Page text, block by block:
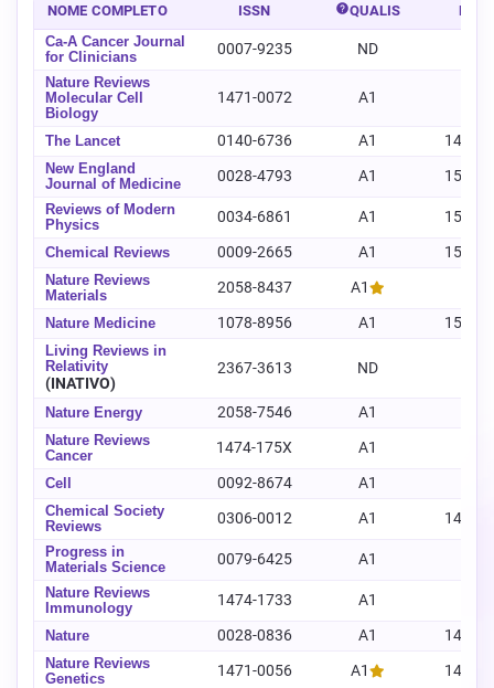
NOME COMPLETO ISSN QUALIS
E-
Ca-A Cancer Journal
for Clinicians
0007-9235 ND
Nature Reviews
Molecular Cell
Biology
1471-0072 A1
The Lancet 0140-6736 A1 1474-
New England
Journal of Medicine
0028-4793 A1 1533-
Reviews of Modern
Physics
0034-6861 A1 1539-
Chemical Reviews 0009-2665 A1 1520-
Nature Reviews
Materials
2058-8437 A1
Nature Medicine 1078-8956 A1 1546-
Living Reviews in
Relativity
(INATIVO)
2367-3613 ND
Nature Energy 2058-7546 A1
Nature Reviews
Cancer
1474-175X A1
Cell 0092-8674 A1
Chemical Society
Reviews
0306-0012 A1 1460-
Progress in
Materials Science
0079-6425 A1
Nature Reviews
Immunology
1474-1733 A1
Nature 0028-0836 A1 1476-
Nature Reviews
Genetics
1471-0056 A1 1471-